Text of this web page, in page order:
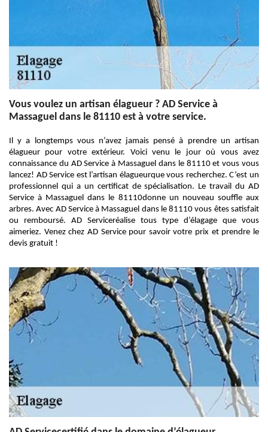
Vous voulez un artisan élagueur ? AD Service à
Massaguel dans le 81110 est à votre service.
Il y a longtemps vous n’avez jamais pensé à prendre un artisan
élagueur pour votre extérieur. Voici venu le jour où vous avez
connaissance du AD Service à Massaguel dans le 81110 et vous vous
lancez! AD Service est l’artisan élagueurque vous recherchez. C’est un
professionnel qui a un certificat de spécialisation. Le travail du AD
Service à Massaguel dans le 81110donne un nouveau souffle aux
arbres. Avec AD Service à Massaguel dans le 81110 vous êtes satisfait
ou remboursé. AD Serviceréalise tous type d’élagage que vous
aimeriez. Venez chez AD Service pour savoir votre prix et prendre le
devis gratuit !